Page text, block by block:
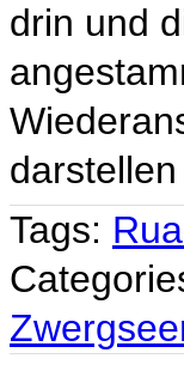
drin und
Tags: